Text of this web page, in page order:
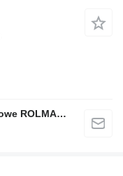
Przedsiębiorstwo Produkcyjno-Handlowe ROLMAPOL Marcin Dziekan